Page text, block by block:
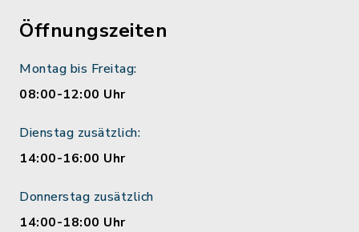
Öffnungszeiten
Montag bis Freitag:
08:00-12:00 Uhr
Dienstag zusätzlich:
14:00-16:00 Uhr
Donnerstag zusätzlich
14:00-18:00 Uhr